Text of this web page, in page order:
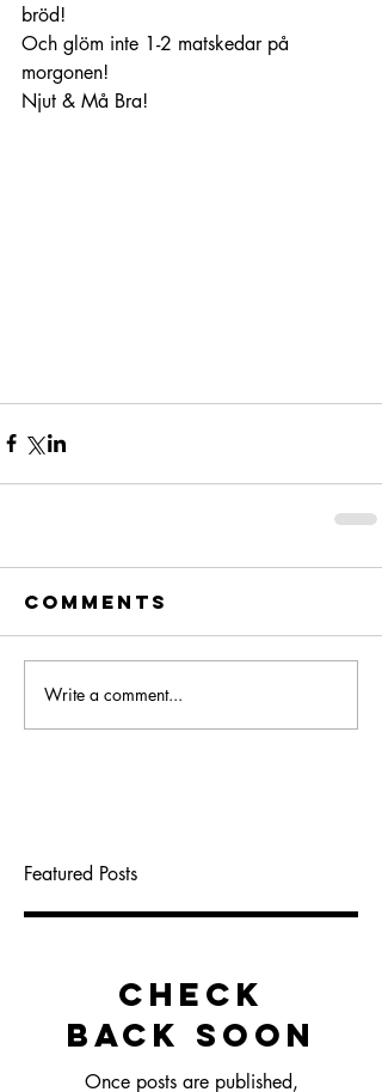
bröd!
Och glöm inte 1-2 matskedar på
morgonen!
Njut & Må Bra!
Comments
Write a comment...
Featured Posts
Check
back soon
Once posts are published,